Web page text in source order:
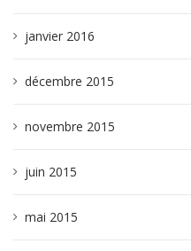
janvier 2016
décembre 2015
novembre 2015
juin 2015
mai 2015